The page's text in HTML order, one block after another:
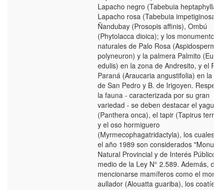
Lapacho negro (Tabebuia heptaphylla),
Lapacho rosa (Tabebuia impetiginosa),
Ñandubay (Prosopis affinis), Ombú
(Phytolacca dioica); y los monumentos
naturales de Palo Rosa (Aspidosperma
polyneuron) y la palmera Palmito
edulis) en la zona de Andresito, y el
Paraná (Araucaria angustifolia) en la
de San Pedro y B. de Irigoyen.
la fauna - caracterizada por su gran
variedad - se deben destacar el
(Panthera onca), el tapir (Tapirus
y el oso hormiguero
(Myrmecophagatridactyla), los cuales
el año 1989 son considerados
Natural Provincial y de Interés
medio de la Ley N° 2.589. Además,
mencionarse mamíferos como el mono
aullador (Alouatta guariba), los coatíes